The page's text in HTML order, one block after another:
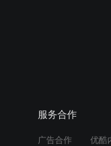
服务合作
广告合作 优酷